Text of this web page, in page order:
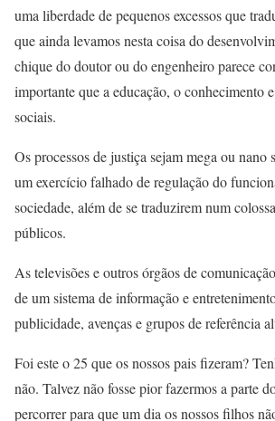
uma liberdade de pequenos excessos que
que ainda levamos nesta coisa do
chique do doutor ou do engenheiro parece
importante que a educação, o conhecimento
sociais.
Os processos de justiça sejam mega ou nano
um exercício falhado de regulação do
sociedade, além de se traduzirem num
públicos.
As televisões e outros órgãos de
de um sistema de informação e
publicidade, avenças e grupos de referência
Foi este o 25 que os nossos pais fizeram?
não. Talvez não fosse pior fazermos a parte
percorrer para que um dia os nossos filhos